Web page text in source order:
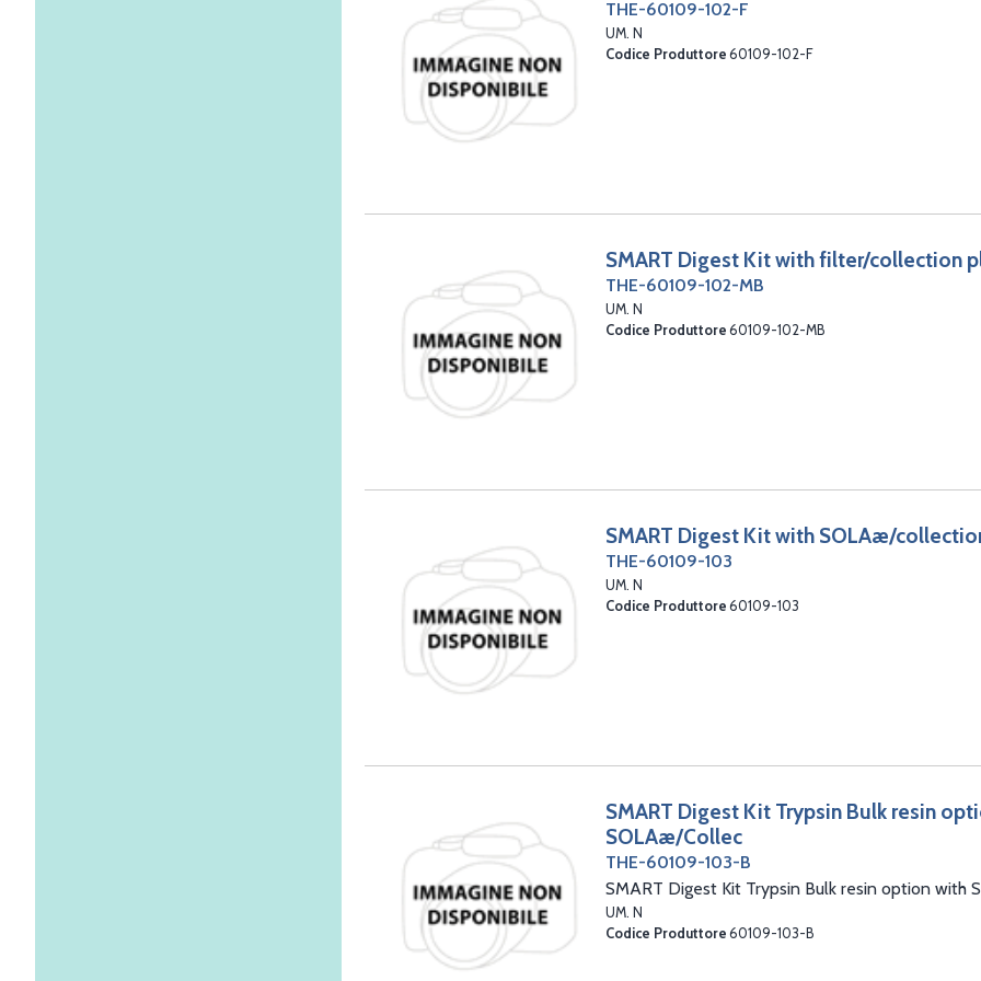
THE-60109-102-F
UM. N
Codice Produttore 60109-102-F
SMART Digest Kit with filter/collection
THE-60109-102-MB
UM. N
Codice Produttore 60109-102-MB
SMART Digest Kit with SOLAæ/
THE-60109-103
UM. N
Codice Produttore 60109-103
SMART Digest Kit Trypsin Bulk resin
SOLAæ/Collec
THE-60109-103-B
SMART Digest Kit Trypsin Bulk resin option with
UM. N
Codice Produttore 60109-103-B